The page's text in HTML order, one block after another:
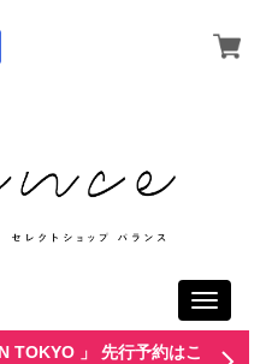
Toggle
TOKYO 」 先行予約はこ